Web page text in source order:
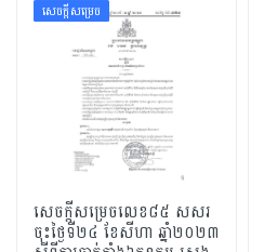
សេចក្ដីសម្រេច
សេចក្តីសម្រេចលេខ៨៥ សសរ
ចុះថ្ងៃទី២៤ ខែសីហា ឆ្នាំ២០២៣